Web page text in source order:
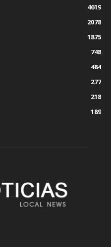
4619
2078
1875
748
484
277
218
189